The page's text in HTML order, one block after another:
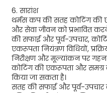
6. सारांश
थर्मस कप की सतह कोटिंग की
और सेवा जीवन को प्रभावित
की सफाई और पूर्व-उपचार,
एकरूपता नियंत्रण विधियों,
निरीक्षण और मूल्यांकन पर
कोटिंग की एकरूपता और समग्र
किया जा सकता है।
सतह की सफाई और पूर्व-